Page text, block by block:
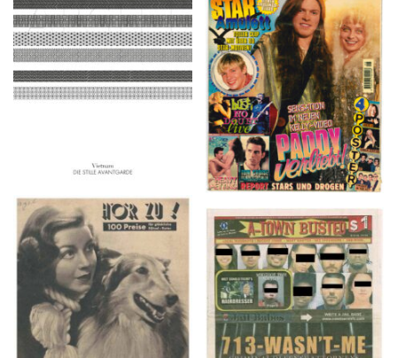
ARCH+ Nr. 226, Herbst
2016
BRAVO – Nr. 8, 13. Febr.
1997
HÖR ZU! – 1949,
NUMMER 10, Woche
vom 27. Februar bis 05.
März
A-TOWN BUSTED –
8/15/16–9/1/16